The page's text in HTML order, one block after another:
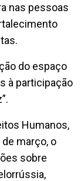
nas pessoas
do espaço
à participação
Humanos,
março, o
sobre